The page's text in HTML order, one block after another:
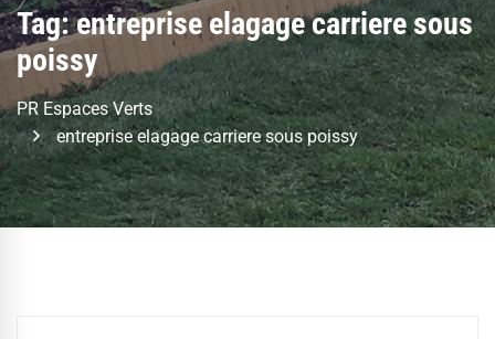
Tag: entreprise elagage carriere sous
poissy
PR Espaces Verts
entreprise elagage carriere sous poissy